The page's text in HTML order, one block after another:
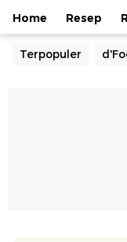
Home Resep
Terpopuler